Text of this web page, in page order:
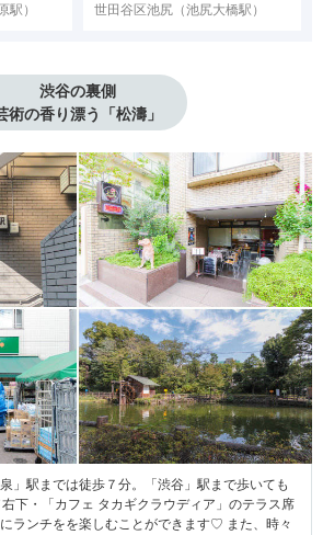
駅）
世田谷区池尻 （池尻大橋駅）
渋谷の裏側
術の香り漂う「松濤」
」駅までは徒歩７分。「渋谷」駅まで歩いても
下・「カフェ タカギクラウディア」のテラス席
ランチをを楽しむことができます♡ また、時々